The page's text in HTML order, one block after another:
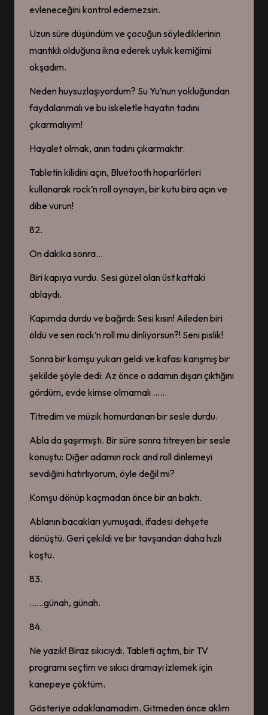
JOURNEY WITH YOU
8 Mayıs 2026
DOUBLE HELIX (2026)
8 Mayıs 2026
Private Galaxy 4. BÖLÜM |
FİNAL – ”Bu bizim hikâyemiz.”
geleceğe var mısın?”
Private Galaxy 2. BÖLÜM –
”Artık her gün heyecanla
bekliyorum… Heyecanla
geleceğimizi bekliyorum.”
Flower Boy 1. BÖLÜM
29 Nisan 2026
BÖLÜM
Sammy’s Children’s Day 7.
24 Nisan 2026
Sammy’s Children’s Day 6.
BÖLÜM
To My Shore 15. BÖLÜM –
13 Nisan 2026
To My Shore 14. BÖLÜM
To My Shore 13. BÖLÜM
evleneceğini kontrol edemezsin.
Uzun süre düşündüm ve çocuğun söylediklerinin
mantıklı olduğuna ikna ederek uyluk kemiğimi
okşadım.
Neden huysuzlaşıyordum? Su Yu’nun yokluğundan
faydalanmalı ve bu iskeletle hayatın tadını
çıkarmalıyım!
Hayalet olmak, anın tadını çıkarmaktır.
Tabletin kilidini açın, Bluetooth hoparlörleri
kullanarak rock’n roll oynayın, bir kutu bira açın ve
dibe vurun!
82.
On dakika sonra…
Biri kapıya vurdu. Sesi güzel olan üst kattaki
ablaydı.
Kapımda durdu ve bağırdı: Sesi kısın! Aileden biri
öldü ve sen rock’n roll mu dinliyorsun?! Seni pislik!
Sonra bir komşu yukarı geldi ve kafası karışmış bir
şekilde şöyle dedi: Az önce o adamın dışarı çıktığını
gördüm, evde kimse olmamalı ……
Titredim ve müzik homurdanan bir sesle durdu.
Abla da şaşırmıştı. Bir süre sonra titreyen bir sesle
konuştu: Diğer adamın rock and roll dinlemeyi
sevdiğini hatırlıyorum, öyle değil mi?
Komşu dönüp kaçmadan önce bir an baktı.
Ablanın bacakları yumuşadı, ifadesi dehşete
dönüştü. Geri çekildi ve bir tavşandan daha hızlı
koştu.
83.
……günah, günah.
84.
Ne yazık! Biraz sıkıcıydı. Tableti açtım, bir TV
programı seçtim ve sıkıcı dramayı izlemek için
kanepeye çöktüm.
Gösteriye odaklanamadım. Gitmeden önce aklım